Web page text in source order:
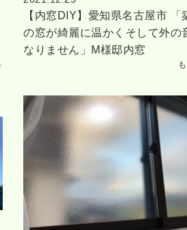
【内窓DIY】愛知県名古屋市 「
の窓が綺麗に温かくそして外の
なりません」M様邸内窓